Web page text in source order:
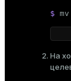
$ mv
На